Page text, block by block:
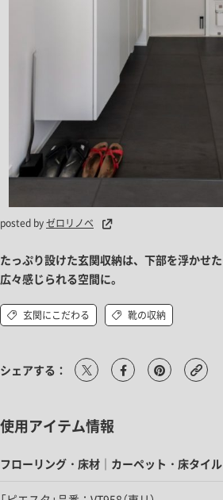
posted byゼロリノベ
たっぷり設けた玄関収納は、下部を浮かせ
広々感じられる空間に。
玄関にこだわる 靴の収納
シェアする：
使用アイテム情報
フローリング・床材｜カーペット・床タイ